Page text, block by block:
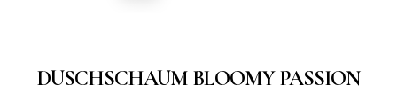
DUSCHSCHAUM BLOOMY PASSION